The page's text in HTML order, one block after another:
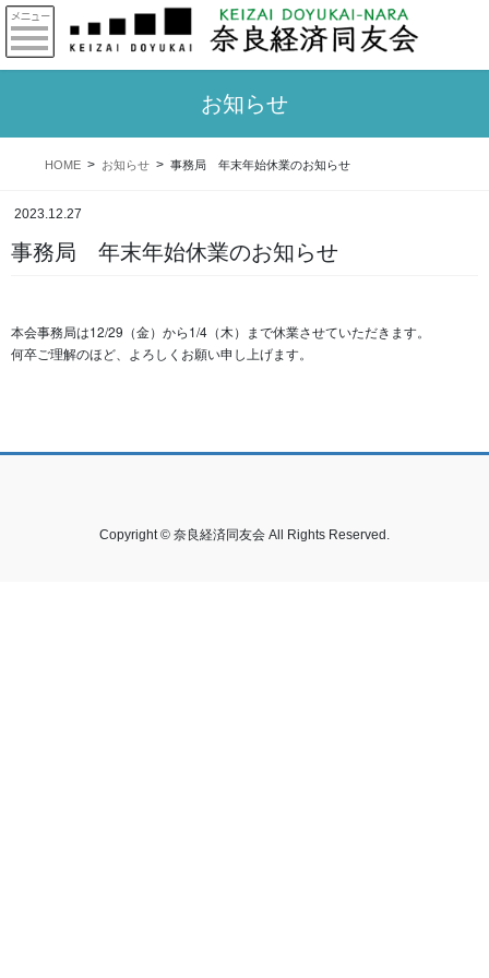
お知らせ
HOME お知らせ 事務局 年末年始休業のお知らせ
2023.12.27
事務局 年末年始休業のお知らせ
本会事務局は12/29（金）から1/4（木）まで休業させていただきます。
何卒ご理解のほど、よろしくお願い申し上げます。
Copyright © 奈良経済同友会 All Rights Reserved.